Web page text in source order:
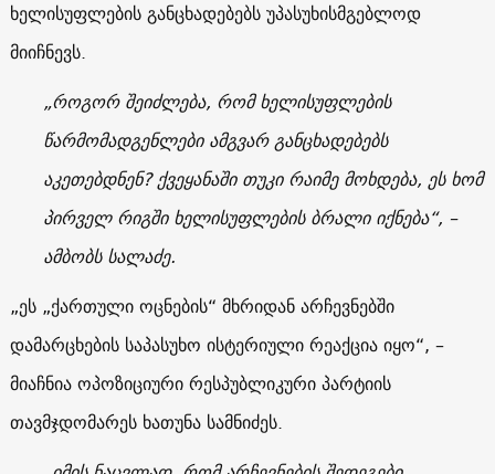
ხელისუფლების განცხადებებს უპასუხისმგებლოდ
მიიჩნევს.
„როგორ შეიძლება, რომ ხელისუფლების
წარმომადგენლები ამგვარ განცხადებებს
აკეთებდნენ? ქვეყანაში თუკი რაიმე მოხდება, ეს ხომ
პირველ რიგში ხელისუფლების ბრალი იქნება“, –
ამბობს სალაძე.
„ეს „ქართული ოცნების“ მხრიდან არჩევნებში
დამარცხების საპასუხო ისტერიული რეაქცია იყო“, –
მიაჩნია ოპოზიციური რესპუბლიკური პარტიის
თავმჯდომარეს ხათუნა სამნიძეს.